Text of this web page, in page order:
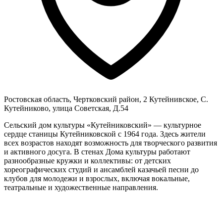
Ростовская область, Чертковский район, 2 Кутейнивское, С.
Кутейниково, улица Советская, Д.54
Сельский дом культуры «Кутейниковский» — культурное
сердце станицы Кутейниковской с 1964 года. Здесь жители
всех возрастов находят возможность для творческого развития
и активного досуга. В стенах Дома культуры работают
разнообразные кружки и коллективы: от детских
хореографических студий и ансамблей казачьей песни до
клубов для молодежи и взрослых, включая вокальные,
театральные и художественные направления.